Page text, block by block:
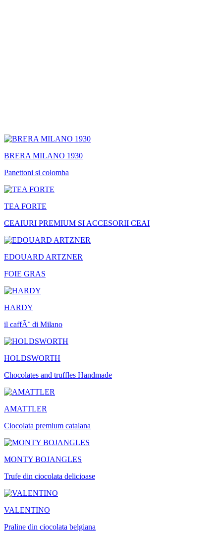
BRERA MILANO 1930
Panettoni si colomba
TEA FORTE
CEAIURI PREMIUM SI ACCESORII CEAI
EDOUARD ARTZNER
FOIE GRAS
HARDY
il caffÃ¨ di Milano
HOLDSWORTH
Chocolates and truffles Handmade
AMATTLER
Ciocolata premium catalana
MONTY BOJANGLES
Trufe din ciocolata delicioase
VALENTINO
Praline din ciocolata belgiana